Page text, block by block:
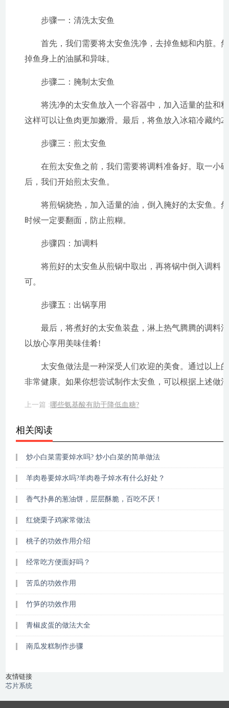
步骤一：清洗太安鱼
首先，我们需要将太安鱼洗净，去掉鱼鳃和内脏。
掉鱼身上的油腻和异味。
步骤二：腌制太安鱼
将洗净的太安鱼放入一个容器中，加入适量的盐和
这样可以让鱼肉更加嫩滑。最后，将鱼放入冰箱冷藏约
步骤三：煎太安鱼
在煎太安鱼之前，我们需要将调料准备好。取一小
后，我们开始煎太安鱼。
将煎锅烧热，加入适量的油，倒入腌好的太安鱼。
时候一定要翻面，防止煎糊。
步骤四：加调料
将煎好的太安鱼从煎锅中取出，再将锅中倒入调料
可。
步骤五：出锅享用
最后，将煮好的太安鱼装盘，淋上热气腾腾的调料
以放心享用美味佳肴!
太安鱼做法是一种深受人们欢迎的美食。通过以上
非常健康。如果你想尝试制作太安鱼，可以根据上述做
上一篇 :哪些氨基酸有助于降低血糖?
相关阅读
炒小白菜需要焯水吗? 炒小白菜的简单做法
羊肉卷要焯水吗?羊肉卷子焯水有什么好处？
香气扑鼻的葱油饼，层层酥脆，百吃不厌！
红烧栗子鸡家常做法
桃子的功效作用介绍
经常吃方便面好吗？
苦瓜的功效作用
竹笋的功效作用
青椒皮蛋的做法大全
南瓜发糕制作步骤
友情链接
芯片系统